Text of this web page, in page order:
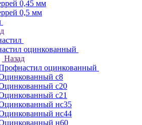
0,45 мм
0,5 мм
оцинкованный
Назад
оцинкованный
с8
с20
с21
нс35
нс44
н60